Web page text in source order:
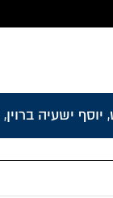
, יוסף ישעיה ברוין,